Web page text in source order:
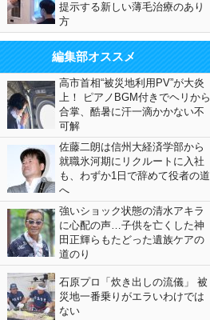
提示する新しい薄毛治療のあり
方
編集部オススメ
高市首相“被災地利用PV”が大炎
上！ ピアノBGM付きでヘリから
合掌、酷暑に汗一滴かかない不
可解
佐藤二朗は信州大経済学部から
就職氷河期にリクルートに入社
も、わずか1日で辞めて役者の道
へ
強いショック状態の清水アキラ
に心配の声…子供を亡くした神
田正輝らもたどった遺族ケアの
道のり
石原プロ「炊き出しの流儀」 被
災地一番乗りがエラいわけでは
ない